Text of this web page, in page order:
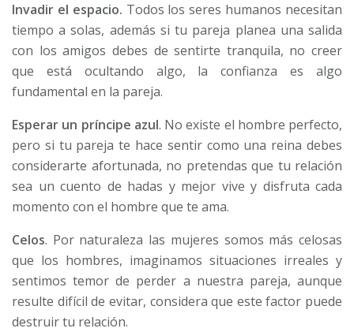
Invadir el espacio. Todos los seres humanos necesitan
tiempo a solas, además si tu pareja planea una salida
con los amigos debes de sentirte tranquila, no creer
que está ocultando algo, la confianza es algo
fundamental en la pareja.
Esperar un príncipe azul. No existe el hombre perfecto,
pero si tu pareja te hace sentir como una reina debes
considerarte afortunada, no pretendas que tu relación
sea un cuento de hadas y mejor vive y disfruta cada
momento con el hombre que te ama.
Celos. Por naturaleza las mujeres somos más celosas
que los hombres, imaginamos situaciones irreales y
sentimos temor de perder a nuestra pareja, aunque
resulte difícil de evitar, considera que este factor puede
destruir tu relación.